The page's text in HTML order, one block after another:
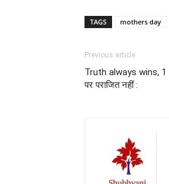
TAGS mothers day
Previous article
Truth always wins, 1
पर पराजित नहीं :